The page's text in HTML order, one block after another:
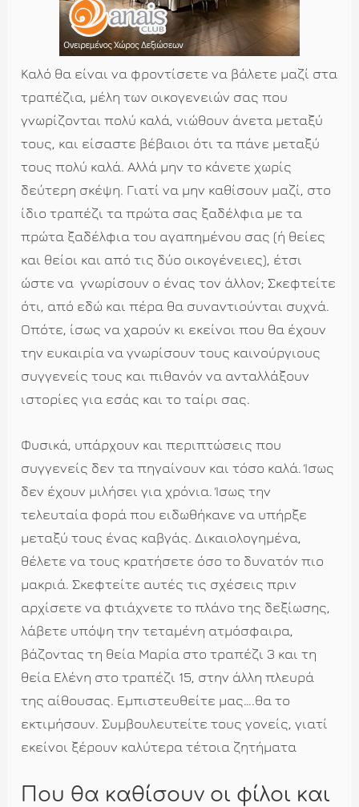
Καλό θα είναι να φροντίσετε να βάλετε μαζί στα
τραπέζια, μέλη των οικογενειών σας που
γνωρίζονται πολύ καλά, νιώθουν άνετα μεταξύ
τους, και είσαστε βέβαιοι ότι τα πάνε μεταξύ
τους πολύ καλά. Αλλά μην το κάνετε χωρίς
δεύτερη σκέψη. Γιατί να μην καθίσουν μαζί, στο
ίδιο τραπέζι τα πρώτα σας ξαδέλφια με τα
πρώτα ξαδέλφια του αγαπημένου σας (ή θείες
και θείοι και από τις δύο οικογένειες), έτσι
ώστε να γνωρίσουν ο ένας τον άλλον; Σκεφτείτε
ότι, από εδώ και πέρα θα συναντιούνται συχνά.
Οπότε, ίσως να χαρούν κι εκείνοι που θα έχουν
την ευκαιρία να γνωρίσουν τους καινούργιους
συγγενείς τους και πιθανόν να ανταλλάξουν
ιστορίες για εσάς και το ταίρι σας.
Φυσικά, υπάρχουν και περιπτώσεις που
συγγενείς δεν τα πηγαίνουν και τόσο καλά. Ίσως
δεν έχουν μιλήσει για χρόνια. Ίσως την
τελευταία φορά που ειδωθήκανε να υπήρξε
μεταξύ τους ένας καβγάς. Δικαιολογημένα,
θέλετε να τους κρατήσετε όσο το δυνατόν πιο
μακριά. Σκεφτείτε αυτές τις σχέσεις πριν
αρχίσετε να φτιάχνετε το πλάνο της δεξίωσης,
λάβετε υπόψη την τεταμένη ατμόσφαιρα,
βάζοντας τη θεία Μαρία στο τραπέζι 3 και τη
θεία Ελένη στο τραπέζι 15, στην άλλη πλευρά
της αίθουσας. Εμπιστευθείτε μας….θα το
εκτιμήσουν. Συμβουλευτείτε τους γονείς, γιατί
εκείνοι ξέρουν καλύτερα τέτοια ζητήματα
Που θα καθίσουν οι φίλοι και